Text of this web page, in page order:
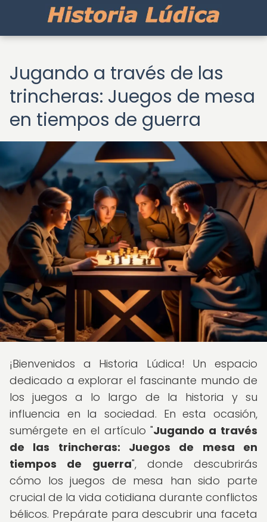
Jugando a través de las
trincheras: Juegos de mesa
en tiempos de guerra
¡Bienvenidos a Historia Lúdica! Un espacio
dedicado a explorar el fascinante mundo de
los juegos a lo largo de la historia y su
influencia en la sociedad. En esta ocasión,
sumérgete en el artículo "Jugando a través
de las trincheras: Juegos de mesa en
tiempos de guerra", donde descubrirás
cómo los juegos de mesa han sido parte
crucial de la vida cotidiana durante conflictos
bélicos. Prepárate para descubrir una faceta